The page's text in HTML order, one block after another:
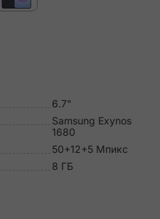
6.7"
Samsung Exynos
1680
50+12+5 Мпикс
8 ГБ